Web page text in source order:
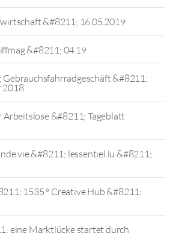
&#8211; 16.05.2019
&#8211; 04.19
&#8211;
2018
&#8211; Tageblatt
vie &#8211; lessentiel.lu &#8211;
1535 ° Creative Hub &#8211;
eine Marktlücke startet durch